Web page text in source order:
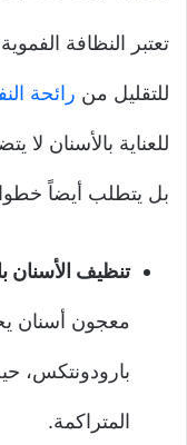
تعتبر النظافة
للتقليل من رائحة
للعناية بالأسنان
بل يتطلب أيضاً
تنظيف الأسنان
معجون أسنان
بارودونتكس،
المتراكمة.